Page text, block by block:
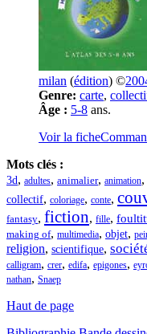
milan (édition) ©
Genre: carte,
Âge : 5-8 ans.
Voir la fiche
Mots clés :
3d, adultes, animalier, animation,
collectif, coloriage, conte,
fantasy, fiction, fille,
making of, multimedia, objet,
religion, scientifique,
calligram, crer, edifa, epigones,
nathan, Snaep
Haut de page